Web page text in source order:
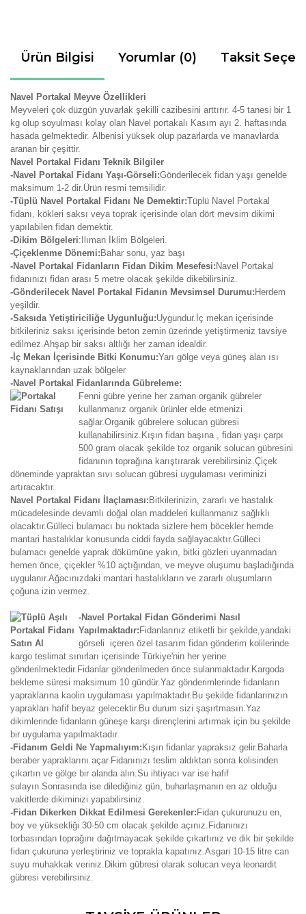
Ürün Bilgisi Yorumlar (0) Taksit
Navel Portakal Meyve Özellikleri
Meyveleri çok düzgün yuvarlak şekilli cazibesini arttırır. 4-5 tanesi bir 1
kg olup soyulması kolay olan Navel portakalı Kasım ayı 2. haftasında
hasada gelmektedir. Albenisi yüksek olup pazarlarda ve manavlarda
aranan bir çeşittir.
Navel Portakal Fidanı Teknik Bilgiler
-Navel Portakal Fidanı Yaşı-Görseli:Gönderilecek fidan yaşı genelde
maksimum 1-2 dir.Ürün resmi temsilidir.
-Tüplü Navel Portakal Fidanı Ne Demektir:Tüplü Navel Portakal
fidanı, kökleri saksı veya toprak içerisinde olan dört mevsim dikimi
yapılabilen fidan demektir.
-Dikim Bölgeleri:Ilıman İklim Bölgeleri.
-Çiçeklenme Dönemi: Bahar sonu, yaz başı
-Navel Portakal Fidanların Fidan Dikim Mesefesi: Navel Portakal
fidanınızı fidan arası 5 metre olacak şekilde dikebilirsiniz.
-Gönderilecek Navel Portakal Fidanın Mevsimsel Durumu: Herdem
yeşildir.
-Saksıda Yetiştiriciliğe Uygunluğu:Uygundur.İç mekan içerisinde
bitkileriniz saksı içerisinde beton zemin üzerinde yetiştirmeniz tavsiye
edilmez.Ahşap bir saksı altlığı her zaman idealdir.
-İç Mekan İçerisinde Bitki Konumu:Yarı gölge veya güneş alan ısı
kaynaklarından uzak bölgeler
-Navel Portakal Fidanlarında Gübreleme:
Fenni gübre yerine her zaman organik gübreler
kullanmanız organik ürünler elde etmenizi
sağlar.Organik gübrelere solucan gübresi
kullanabilirsiniz.Kışın fidan başına , fidan yaşı çarpı
500 gram olacak şekilde toz organik solucan gübresini
fidanının toprağına karıştırarak verebilirsiniz.Çiçek
döneminde yapraktan sıvı solucan gübresi uygulaması veriminizi
artıracaktır.
Navel Portakal Fidanı İlaçlaması: Bitkilerinizin, zararlı ve hastalık
mücadelesinde devamlı doğal olan maddeleri kullanmanız sağlıklı
olacaktır.Gülleci bulamacı bu noktada sizlere hem böcekler hemde
mantari hastalıklar konusunda ciddi fayda sağlayacaktır.Gülleci
bulamacı genelde yaprak dökümüne yakın, bitki gözleri uyanmadan
hemen önce, çiçekler %10 açtığından, ve meyve oluşumu başladığında
uygulanır.Ağacınızdaki mantari hastalıkların ve zararlı oluşumların
çoğuna izin vermez.
-Navel Portakal Fidan Gönderimi Nasıl
Yapılmaktadır: Fidanlarınız etiketli bir şekilde,yandaki
görseli içeren özel tasarım fidan gönderim kolilerinde
kargo teslimat sınırları içerisinde Türkiye'nin her yerine
gönderilmektedir.Fidanlar gönderilmeden önce sulanmaktadır.Kargoda
bekleme süresi maksimum 10 gündür.Yaz gönderimlerinde fidanların
yapraklarına kaolin uygulaması yapılmaktadır.Bu şekilde fidanlarınızın
yaprakları hafif beyaz gelecektir.Bu durum sizi şaşırtmasın.Yaz
dikimlerinde fidanların güneşe karşı dirençlerini artırmak için bu şekilde
bir uygulama yapılmaktadır.
-Fidanım Geldi Ne Yapmalıyım: Kışın fidanlar yapraksız gelir.Baharla
beraber yapraklarını açar.Fidanınızı teslim aldıktan sonra kolisinden
çıkartın ve gölge bir alanda alın.Su ihtiyacı var ise hafif
sulayın.Sonrasında ise dilediğiniz gün, buharlaşmanın en az olduğu
vakitlerde dikiminizi yapabilirsiniz.
-Fidan Dikerken Dikkat Edilmesi Gerekenler: Fidan çukurunuzu en,
boy ve yüksekliği 30-50 cm olacak şekilde açınız.Fidanınızı
torbasından toprağını dağıtmayacak şekilde çıkartınız ve dik bir şekilde
fidan çukuruna yerleştiriniz ve toprakla kapatınız.Asgari 10-15 litre can
suyu muhakkak veriniz.Dikim gübresi olarak solucan veya leonardit
gübresi verebilirsiniz.